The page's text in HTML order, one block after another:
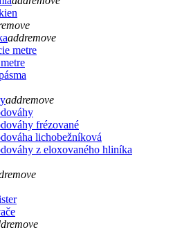
addremove
metre
addremove
frézované
lichobežníková
z eloxovaného hliníka
remove
remove